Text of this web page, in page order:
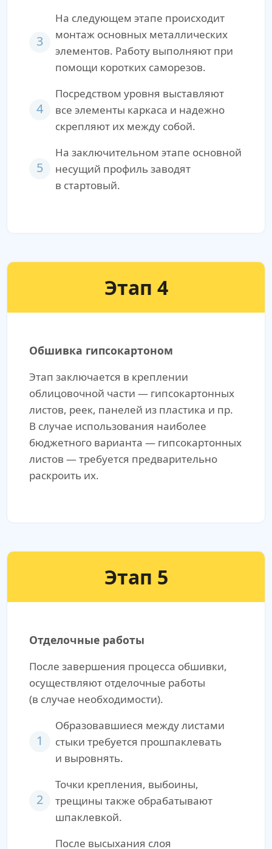
3
На следующем этапе происходит
монтаж основных металлических
элементов. Работу выполняют при
помощи коротких саморезов.
4
Посредством уровня выставляют
все элементы каркаса и надежно
скрепляют их между собой.
5
На заключительном этапе основной
несущий профиль заводят
в стартовый.
Этап 4
Обшивка гипсокартоном
Этап заключается в креплении
облицовочной части — гипсокартонных
листов, реек, панелей из пластика и пр.
В случае использования наиболее
бюджетного варианта — гипсокартонных
листов — требуется предварительно
раскроить их.
Этап 5
Отделочные работы
После завершения процесса обшивки,
осуществляют отделочные работы
(в случае необходимости).
1
Образовавшиеся между листами
стыки требуется прошпаклевать
и выровнять.
2
Точки крепления, выбоины,
трещины также обрабатывают
шпаклевкой.
После высыхания слоя